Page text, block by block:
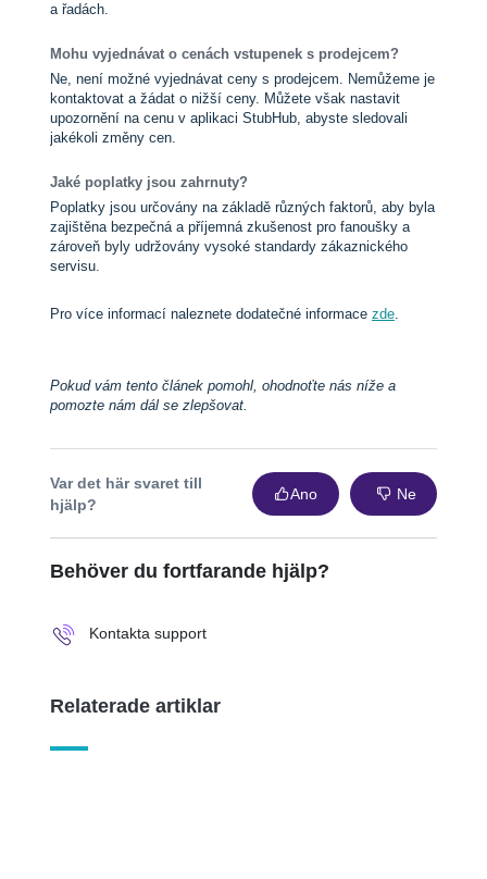
a řadách.
Mohu vyjednávat o cenách vstupenek s prodejcem?
Ne, není možné vyjednávat ceny s prodejcem. Nemůžeme je
kontaktovat a žádat o nižší ceny. Můžete však nastavit
upozornění na cenu v aplikaci StubHub, abyste sledovali
jakékoli změny cen.
Jaké poplatky jsou zahrnuty?
Poplatky jsou určovány na základě různých faktorů, aby byla
zajištěna bezpečná a příjemná zkušenost pro fanoušky a
zároveň byly udržovány vysoké standardy zákaznického
servisu.
Pro více informací naleznete dodatečné informace zde.
Pokud vám tento článek pomohl, ohodnoťte nás níže a
pomozte nám dál se zlepšovat.
Var det här svaret till
hjälp?
Ano Ne
Behöver du fortfarande hjälp?
Kontakta support
Relaterade artiklar